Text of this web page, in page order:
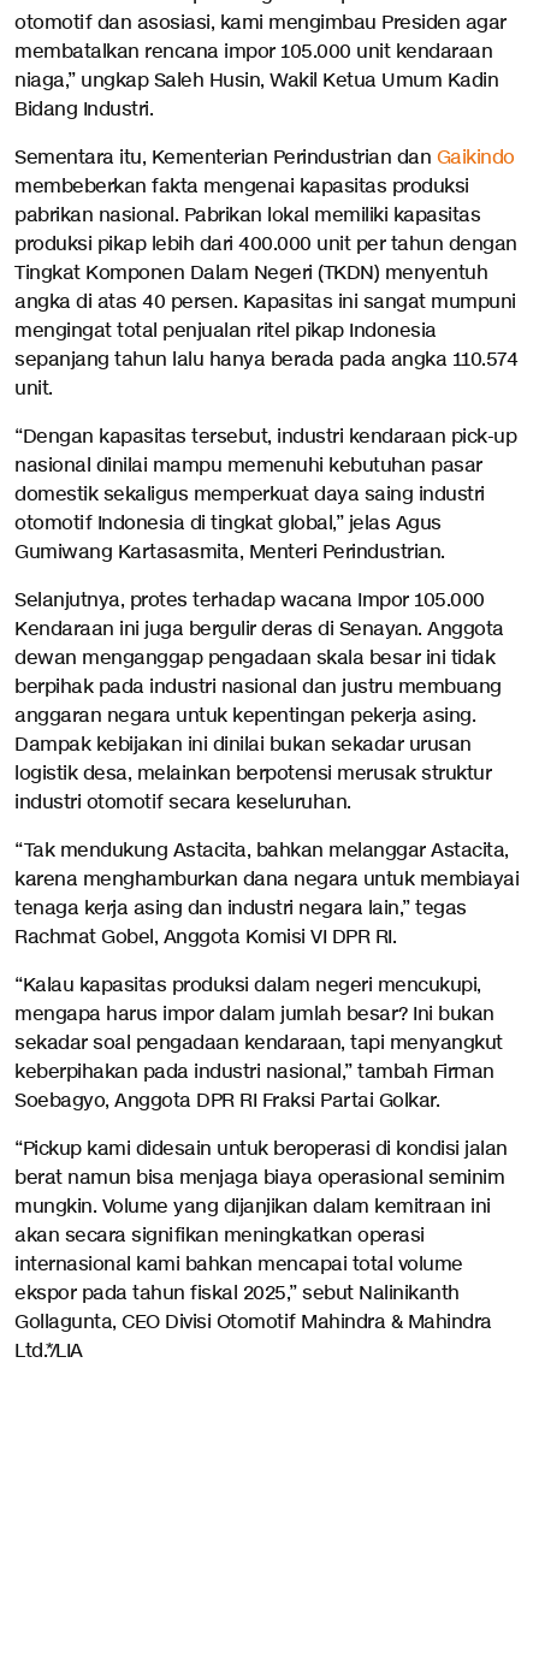
otomotif dan asosiasi, kami mengimbau Presiden agar
membatalkan rencana impor 105.000 unit kendaraan
niaga,” ungkap Saleh Husin, Wakil Ketua Umum Kadin
Bidang Industri.
Sementara itu, Kementerian Perindustrian dan Gaikindo
membeberkan fakta mengenai kapasitas produksi
pabrikan nasional. Pabrikan lokal memiliki kapasitas
produksi pikap lebih dari 400.000 unit per tahun dengan
Tingkat Komponen Dalam Negeri (TKDN) menyentuh
angka di atas 40 persen. Kapasitas ini sangat mumpuni
mengingat total penjualan ritel pikap Indonesia
sepanjang tahun lalu hanya berada pada angka 110.574
unit.
“Dengan kapasitas tersebut, industri kendaraan pick-up
nasional dinilai mampu memenuhi kebutuhan pasar
domestik sekaligus memperkuat daya saing industri
otomotif Indonesia di tingkat global,” jelas Agus
Gumiwang Kartasasmita, Menteri Perindustrian.
Selanjutnya, protes terhadap wacana Impor 105.000
Kendaraan ini juga bergulir deras di Senayan. Anggota
dewan menganggap pengadaan skala besar ini tidak
berpihak pada industri nasional dan justru membuang
anggaran negara untuk kepentingan pekerja asing.
Dampak kebijakan ini dinilai bukan sekadar urusan
logistik desa, melainkan berpotensi merusak struktur
industri otomotif secara keseluruhan.
“Tak mendukung Astacita, bahkan melanggar Astacita,
karena menghamburkan dana negara untuk membiayai
tenaga kerja asing dan industri negara lain,” tegas
Rachmat Gobel, Anggota Komisi VI DPR RI.
“Kalau kapasitas produksi dalam negeri mencukupi,
mengapa harus impor dalam jumlah besar? Ini bukan
sekadar soal pengadaan kendaraan, tapi menyangkut
keberpihakan pada industri nasional,” tambah Firman
Soebagyo, Anggota DPR RI Fraksi Partai Golkar.
“Pickup kami didesain untuk beroperasi di kondisi jalan
berat namun bisa menjaga biaya operasional seminim
mungkin. Volume yang dijanjikan dalam kemitraan ini
akan secara signifikan meningkatkan operasi
internasional kami bahkan mencapai total volume
ekspor pada tahun fiskal 2025,” sebut Nalinikanth
Gollagunta, CEO Divisi Otomotif Mahindra & Mahindra
Ltd.*/LIA